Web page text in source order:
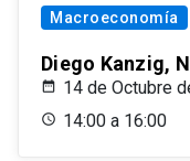
Macroeconomía
Diego Kanzig,
14 de Octubre
14:00 a 16:00